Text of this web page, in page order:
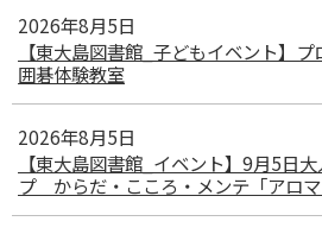
2026年8月5日
【東大島図書館_子どもイベント】
囲碁体験教室
2026年8月5日
【東大島図書館_イベント】9月5日
プ からだ・こころ・メンテ「アロマ